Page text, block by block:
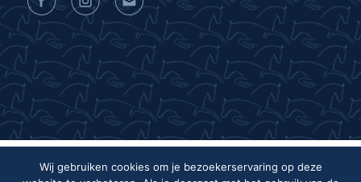
Wij gebruiken cookies om je bezoekerservaring op deze